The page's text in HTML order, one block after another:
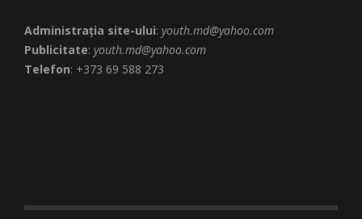
Administrația site-ului: youth.md@yahoo.com
Publicitate: youth.md@yahoo.com
Telefon: +373 69 588 273